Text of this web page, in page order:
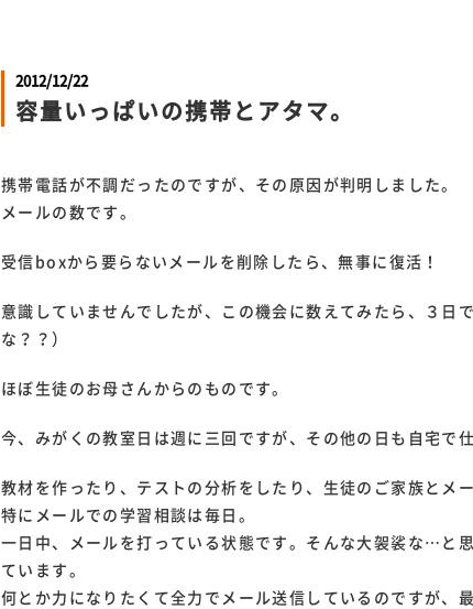
2012/12/22
容量いっぱいの携帯とアタマ。
携帯電話が不調だったのですが、その原因が判明しました。
メールの数です。
受信boxから要らないメールを削除したら、無事に復活！
意識していませんでしたが、この機会に数えてみたら、３
な？？）
ほぼ生徒のお母さんからのものです。
今、みがくの教室日は週に三回ですが、その他の日も自宅で
教材を作ったり、テストの分析をしたり、生徒のご家族とメ
特にメールでの学習相談は毎日。
一日中、メールを打っている状態です。そんな大袈裟な…と
ています。
何とか力になりたくて全力でメール送信しているのですが、